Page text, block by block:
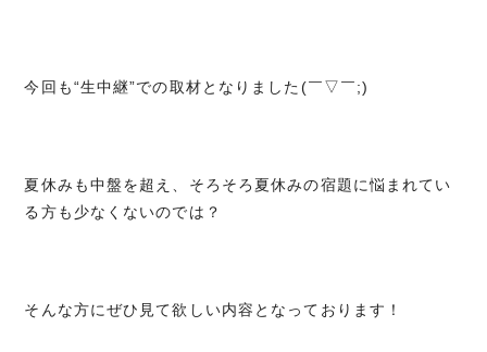
今回も“生中継”での取材となりました(￣▽￣;)
夏休みも中盤を超え、そろそろ夏休みの宿題に悩まれてい
る方も少なくないのでは？
そんな方にぜひ見て欲しい内容となっております！